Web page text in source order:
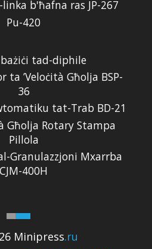
b'ħafna ras JP-267
Pu-420
Minipress.ru
tad-diphile
ta ’Veloċità Għolja BSP-
36
tat-Trab BD-21
Għolja Rotary Stampa
Pillola
Granulazzjoni Mxarrba
CJM-400H